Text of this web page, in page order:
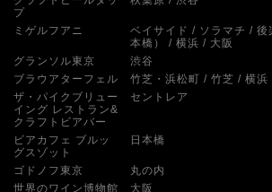
プ
ミゲルフアニ ベイサイド ソラマチ 後
本橋）
横浜
大阪
グランソル東京
渋谷
ブラウアターフェル
竹芝・浜松町 竹芝
横浜
ザ・パイクブリュー
イング レストラン&
クラフトビアバー
セントレア
ビアカフェ ブルッ
グスゾット
日本橋
ゴドノフ東京
丸の内
世界のワイン博物館
大阪